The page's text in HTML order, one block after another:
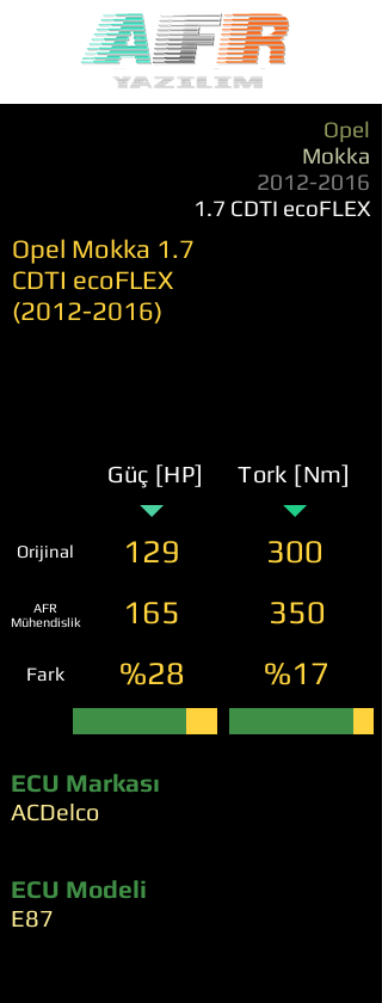
Opel
Mokka
2012-2016
1.7 CDTI ecoFLEX
Opel Mokka 1.7
CDTI ecoFLEX
(2012-2016)
Güç [HP] Tork [Nm]
Orijinal 129 300
AFR
Mühendislik
165 350
Fark %28 %17
ECU Markası
ACDelco
ECU Modeli
E87